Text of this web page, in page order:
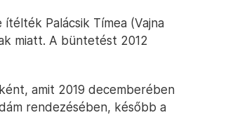
Palácsik Tímea (Vajna
miatt. A büntetést 2012
amit 2019 decemberében
rendezésében, később a